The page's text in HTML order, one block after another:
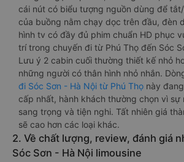
cái nút có biểu tượng nguồn dùng để
của buồng nằm chạy dọc trên đầu, đèn
hình tv có đầy đủ phim chuẩn HD phục
trí trong chuyến đi từ Phú Thọ đến Sóc
Lưu ý 2 cabin cuối thường thiết kế nhỏ
những người có thân hình nhỏ nhắn.
đi Sóc Sơn - Hà Nội từ Phú Thọ này
cấp nhất, hành khách thường chọn vì sự
sang trọng và tiện nghi. Tất nhiên giá
sẽ cao hơn các loại khác.
2. Về chất lượng, review, đánh giá
Sóc Sơn - Hà Nội limousine